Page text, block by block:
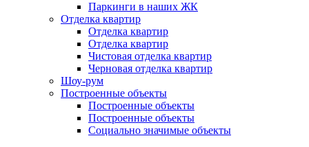
Паркинги в наших ЖК
Отделка квартир
Отделка квартир
Отделка квартир
Чистовая отделка квартир
Черновая отделка квартир
Шоу-рум
Построенные объекты
Построенные объекты
Построенные объекты
Социально значимые объекты